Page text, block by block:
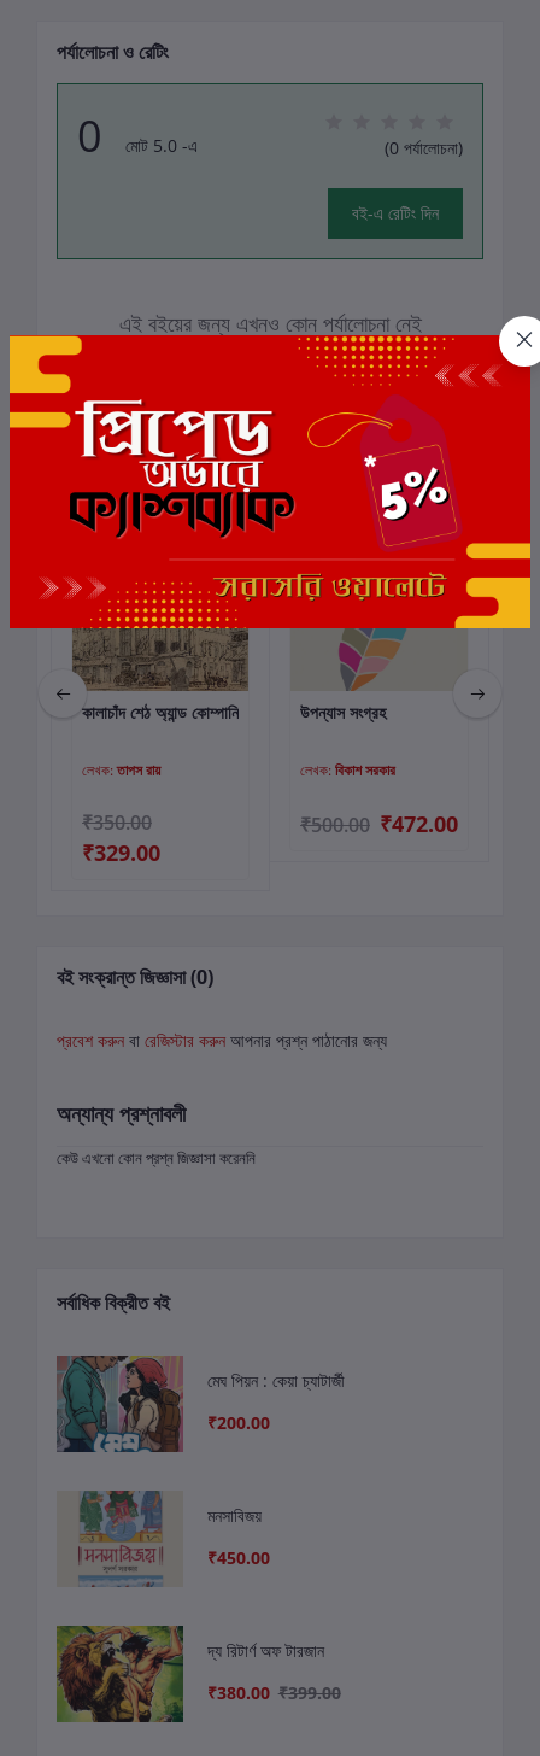
পর্যালোচনা ও রেটিং
0 মোট 5.0 -এ (0 পর্যালোচনা)
বই-এ রেটিং দিন
এই বইয়ের জন্য এখনও কোন পর্যালোচনা নেই
সংশ্লিষ্ট বই
ছাড় 6%
কার্টে যোগ করুন
কালাচাঁদ শেঠ অ্যান্ড কোম্পানি
লেখক:তাপস রায়
₹350.00
₹329.00
কার্টে যোগ করুন
উপন্যাস সংগ্রহ
লেখক: বিকাশ সরকার
₹500.00 ₹472.00
বই সংক্রান্ত জিজ্ঞাসা (0)
প্রবেশ করুন বা রেজিস্টার করুন আপনার প্রশ্ন পাঠানোর জন্য
অন্যান্য প্রশ্নাবলী
কেউ এখনো কোন প্রশ্ন জিজ্ঞাসা করেননি
সর্বাধিক বিক্রীত বই
মেঘ পিয়ন : কেয়া চ্যাটার্জী
₹200.00
মনসাবিজয়
₹450.00
দ্য রিটার্ণ অফ টারজান
₹380.00 ₹399.00